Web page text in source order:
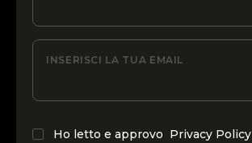
INSERISCI LA TUA EMAIL
Ho letto e approvo Privacy Policy